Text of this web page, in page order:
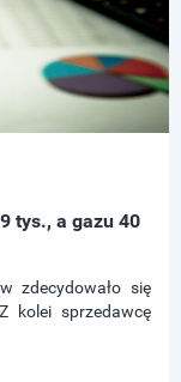
tys., a gazu 40
zdecydowało się
kolei sprzedawcę